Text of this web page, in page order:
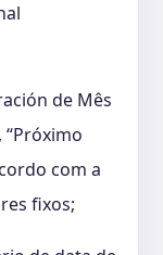
de Mês
“Próximo
com a
fixos;